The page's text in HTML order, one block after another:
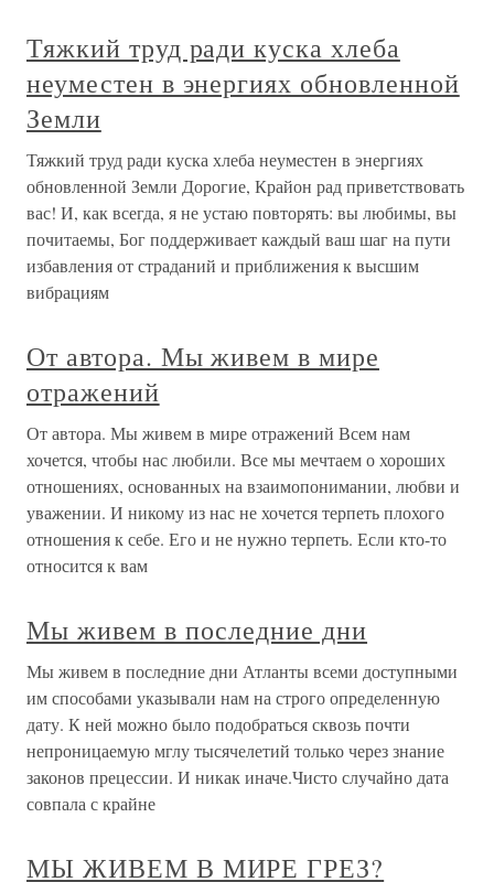
Тяжкий труд ради куска хлеба
неуместен в энергиях обновленной
Земли
Тяжкий труд ради куска хлеба неуместен в энергиях
обновленной Земли Дорогие, Крайон рад приветствовать
вас! И, как всегда, я не устаю повторять: вы любимы, вы
почитаемы, Бог поддерживает каждый ваш шаг на пути
избавления от страданий и приближения к высшим
вибрациям
От автора. Мы живем в мире
отражений
От автора. Мы живем в мире отражений Всем нам
хочется, чтобы нас любили. Все мы мечтаем о хороших
отношениях, основанных на взаимопонимании, любви и
уважении. И никому из нас не хочется терпеть плохого
отношения к себе. Его и не нужно терпеть. Если кто-то
относится к вам
Мы живем в последние дни
Мы живем в последние дни Атланты всеми доступными
им способами указывали нам на строго определенную
дату. К ней можно было подобраться сквозь почти
непроницаемую мглу тысячелетий только через знание
законов прецессии. И никак иначе.Чисто случайно дата
совпала с крайне
МЫ ЖИВЕМ В МИРЕ ГРЕЗ?